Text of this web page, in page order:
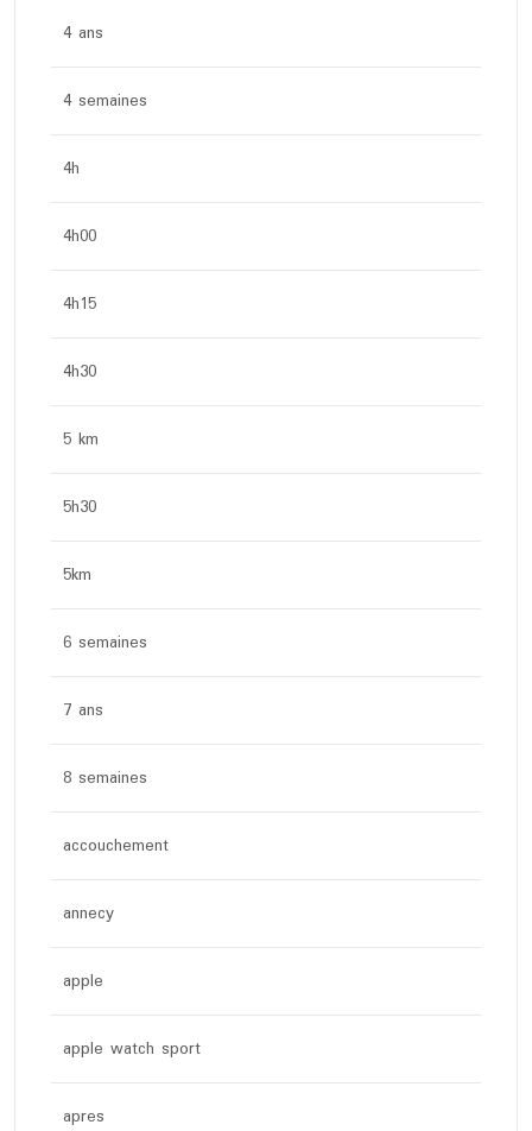
4 ans
4 semaines
4h
4h00
4h15
4h30
5 km
5h30
5km
6 semaines
7 ans
8 semaines
accouchement
annecy
apple
apple watch sport
apres